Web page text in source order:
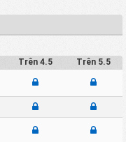
Trên 4.5 Trên 5.5